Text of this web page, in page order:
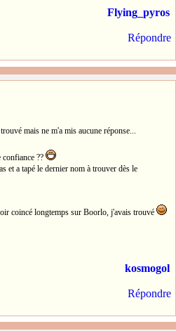
Flying_pyros
Répondre
mais ne m'a mis aucune réponse...
??
et a tapé le dernier nom à trouver dès le
coincé longtemps sur Boorlo, j'avais trouvé
kosmogol
Répondre